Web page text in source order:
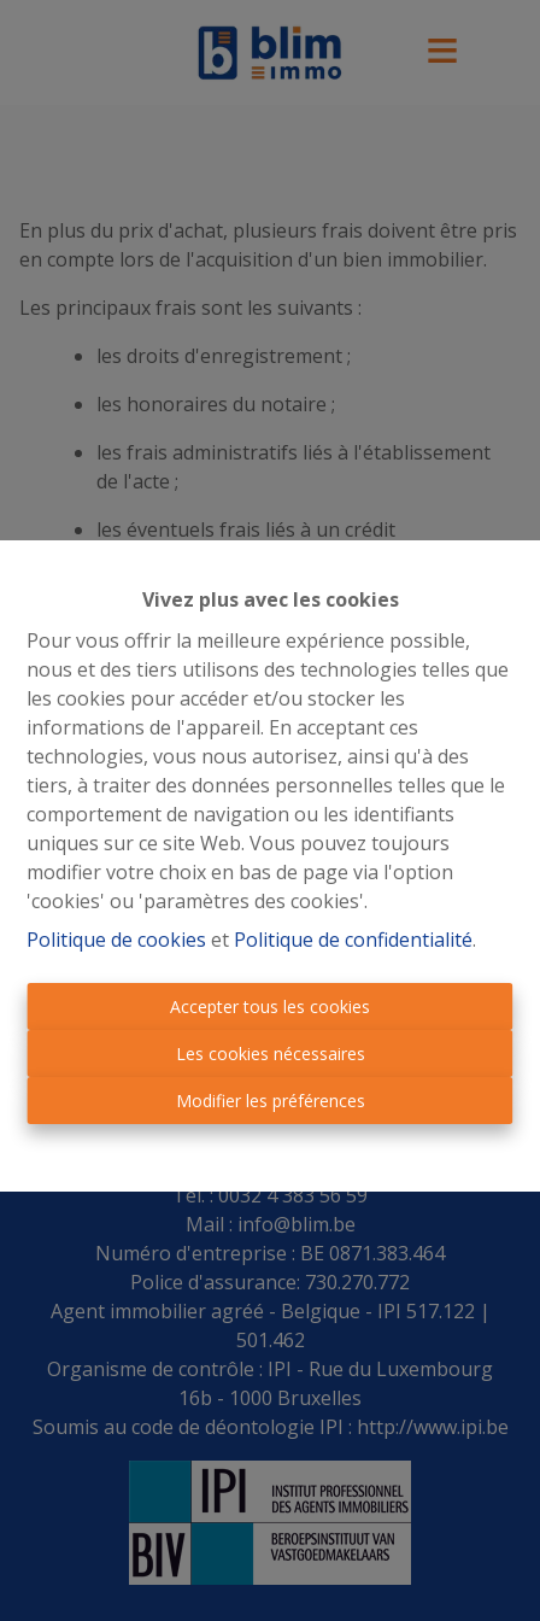
Vivez plus avec les cookies
Pour vous offrir la meilleure expérience possible,
nous et des tiers utilisons des technologies telles que
les cookies pour accéder et/ou stocker les
informations de l'appareil. En acceptant ces
technologies, vous nous autorisez, ainsi qu'à des
tiers, à traiter des données personnelles telles que le
comportement de navigation ou les identifiants
uniques sur ce site Web. Vous pouvez toujours
modifier votre choix en bas de page via l'option
'cookies' ou 'paramètres des cookies'.
Politique de cookies et Politique de confidentialité.
Accepter tous les cookies
Les cookies nécessaires
Modifier les préférences
En plus du prix d'achat, plusieurs frais doivent être pris
en compte lors de l'acquisition d'un bien immobilier.
Les principaux frais sont les suivants :
les droits d'enregistrement ;
les honoraires du notaire ;
les frais administratifs liés à l'établissement
de l'acte ;
les éventuels frais liés à un crédit
hypothécaire, frais de dossier, expertise, etc.).
Le montant exact dépend notamment du prix d'achat,
de votre situation personnelle, du type de bien et du
financement choisi.
Votre notaire pourra établir un décompte précis et
personnalisé avant la signature de l'acte. Il existe
également plusieurs simulateurs permettant d'obtenir
une estimation des frais d'acquisition.
Vous souhaitez connaître le budget global de votre
projet immobilier ? Notre équipe se fera un plaisir de
vous accompagner dans vos calculs.
Tel. : 0032 4 383 56 59
Mail : info@blim.be
Numéro d'entreprise : BE 0871.383.464
Police d'assurance: 730.270.772
Agent immobilier agréé - Belgique - IPI 517.122 |
501.462
Organisme de contrôle : IPI - Rue du Luxembourg
16b - 1000 Bruxelles
Soumis au code de déontologie IPI : http://www.ipi.be